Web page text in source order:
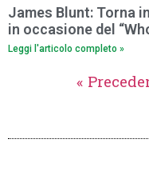
James Blunt: Torna
in occasione del
Leggi l'articolo completo »
«